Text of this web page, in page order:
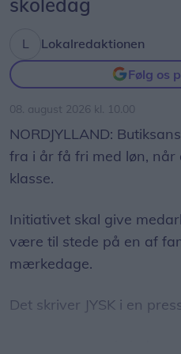
Asfaltarbejdet er
tidsplanen holder,
Over Kæret fredag den
Lokalredaktionen
Følg os
08. august 2026 kl. 10.00
NORDJYLLAND:
fra i år få fri med løn,
klasse.
Initiativet skal give
være til stede på en af
mærkedage.
Det skriver JYSK i en